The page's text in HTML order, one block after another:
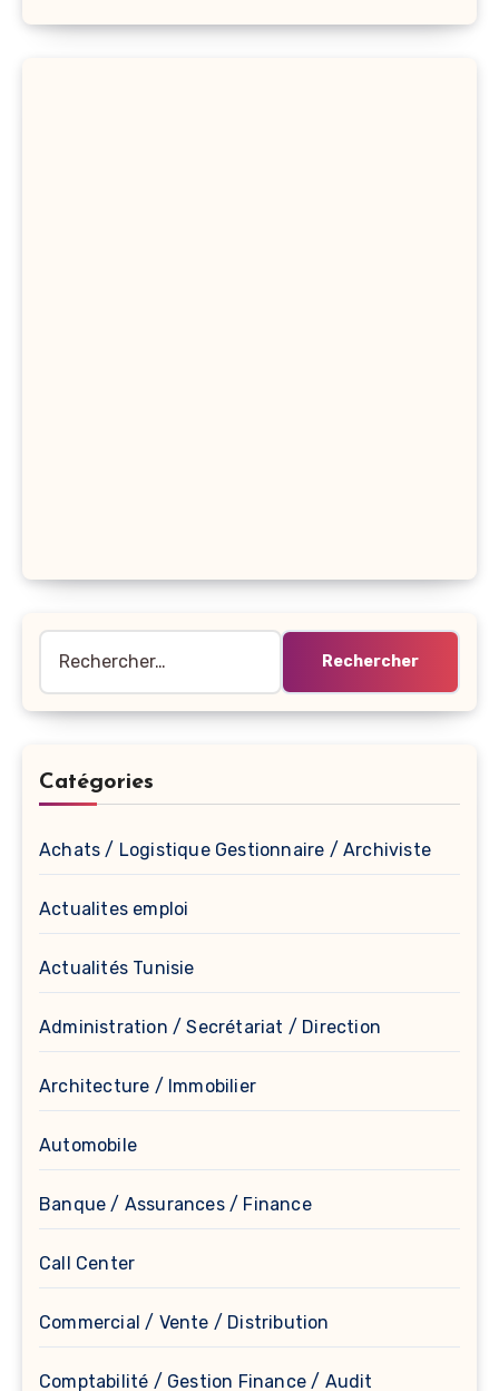
Catégories
Achats / Logistique Gestionnaire / Archiviste
Actualites emploi
Actualités Tunisie
Administration / Secrétariat / Direction
Architecture / Immobilier
Automobile
Banque / Assurances / Finance
Call Center
Commercial / Vente / Distribution
Comptabilité / Gestion Finance / Audit